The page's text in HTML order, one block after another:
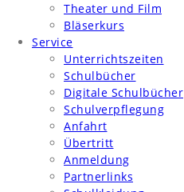
Theater und Film
Bläserkurs
Service
Unterrichtszeiten
Schulbücher
Digitale Schulbücher
Schulverpflegung
Anfahrt
Übertritt
Anmeldung
Partnerlinks